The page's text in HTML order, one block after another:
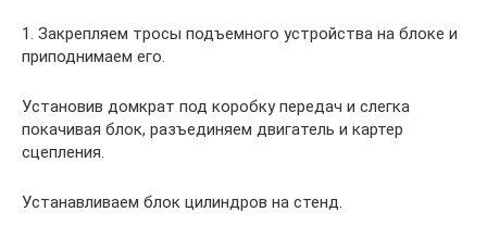
1. Закрепляем тросы подъемного устройства на блоке и
приподнимаем его.
Установив домкрат под коробку передач и слегка
покачивая блок, разъединяем двигатель и картер
сцепления.
Устанавливаем блок цилиндров на стенд.